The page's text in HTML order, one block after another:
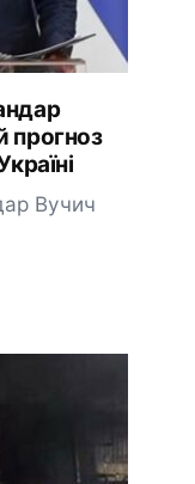
прогноз
Вучич